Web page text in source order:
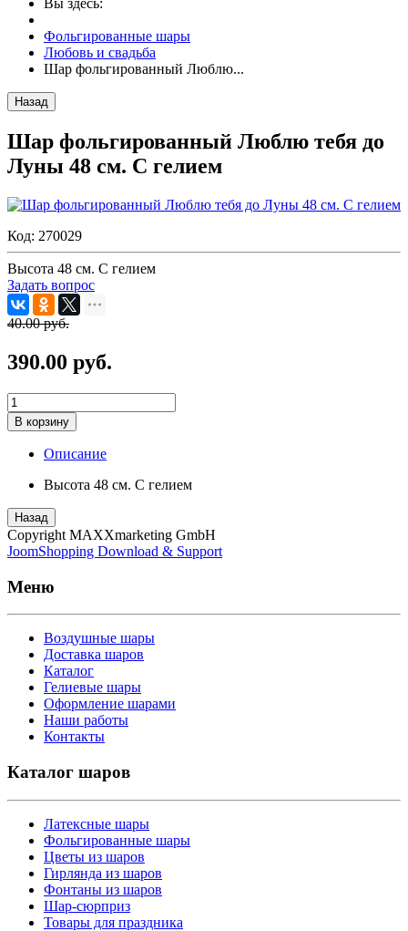
Вы здесь:
Фольгированные шары
Любовь и свадьба
Шар фольгированный Люблю...
Назад
Шар фольгированный Люблю тебя до
Луны 48 см. С гелием
Код: 270029
Высота 48 см. С гелием
Задать вопрос
40.00 руб.
390.00 руб.
В корзину
Описание
Высота 48 см. С гелием
Назад
Copyright MAXXmarketing GmbH
JoomShopping Download & Support
Меню
Воздушные шары
Доставка шаров
Каталог
Гелиевые шары
Оформление шарами
Наши работы
Контакты
Каталог шаров
Латексные шары
Фольгированные шары
Цветы из шаров
Гирлянда из шаров
Фонтаны из шаров
Шар-сюрприз
Товары для праздника